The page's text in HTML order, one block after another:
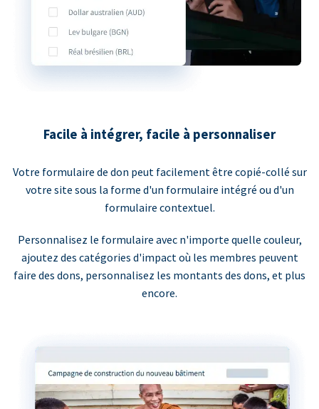
Facile à intégrer, facile à personnaliser
Votre formulaire de don peut facilement être copié-collé sur
votre site sous la forme d'un formulaire intégré ou d'un
formulaire contextuel.
Personnalisez le formulaire avec n'importe quelle couleur,
ajoutez des catégories d'impact où les membres peuvent
faire des dons, personnalisez les montants des dons, et plus
encore.